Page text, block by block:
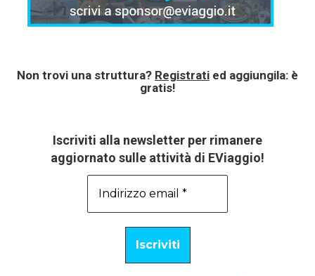
Non trovi una struttura? Registrati ed aggiungila: è
gratis!
Iscriviti alla newsletter per rimanere
aggiornato sulle attività di EViaggio!